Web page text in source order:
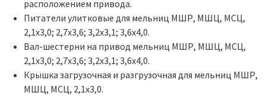
расположением привода.
Питатели улитковые для мельниц МШР, МШЦ, МСЦ,
2,1х3,0; 2,7x3,6; 3,2x3,1; 3,6х4,0.
Вал-шестерни на привод мельниц МШР, МШЦ, МСЦ,
2,1х3,0; 2,7x3,6; 3,2x3,1; 3,6х4,0.
Крышка загрузочная и разгрузочная для мельниц МШР,
МШЦ, МСЦ, 2,1х3,0.